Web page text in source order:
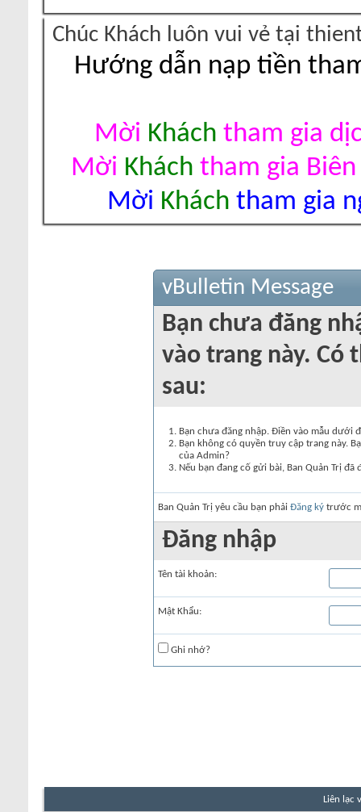
Chúc Khách luôn vui vẻ tại
Hướng dẫn nạp tiền
Mời Khách tham gia
Mời Khách tham gia
Mời Khách tham gia
vBulletin Message
Bạn chưa đăng
vào trang này. Có
sau:
Bạn chưa đăng nhập. Điền vào mẫu dưới
Bạn không có quyền truy cập trang này.
của Admin?
Nếu bạn đang cố gửi bài, Ban Quản Trị
Ban Quản Trị yêu cầu bạn phải Đăng ký trước
Đăng nhập
Tên tài khoản:
Mật Khẩu:
Ghi nhớ?
Liên lạc